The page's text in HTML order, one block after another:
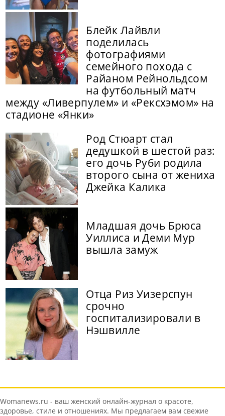
Блейк Лайвли
поделилась
фотографиями
семейного похода с
Райаном Рейнольдсом
на футбольный матч
между «Ливерпулем» и «Рексхэмом» на
стадионе «Янки»
Род Стюарт стал
дедушкой в шестой раз:
его дочь Руби родила
второго сына от жениха
Джейка Калика
Младшая дочь Брюса
Уиллиса и Деми Мур
вышла замуж
Отца Риз Уизерспун
срочно
госпитализировали в
Нэшвилле
Womanews.ru - ваш женский онлайн-журнал о красоте,
здоровье, стиле и отношениях. Мы предлагаем вам свежие